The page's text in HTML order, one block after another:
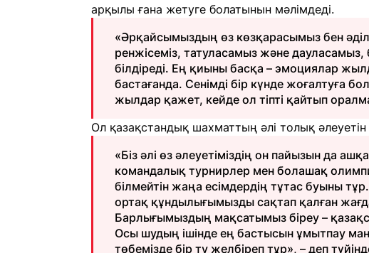
арқылы ғана жетуге болатынын мәлімдеді.
«Әрқайсымыздың өз көзқарасымыз бен
ренжісеміз, татуласамыз және
білдіреді. Ең қиыны басқа – эмоциялар
бастағанда. Сенімді бір күнде жоғалтуға
жылдар қажет, кейде ол тіпті қайтып
Ол қазақстандық шахматтың әлі толық
«Біз әлі өз әлеуетіміздің он пайызын да
командалық турнирлер мен болашақ
білмейтін жаңа есімдердің тұтас буыны
ортақ құндылығымызды сақтап қалған
Барлығымыздың мақсатымыз біреу –
Осы шудың ішінде ең бастысын ұмытпау
төбемізде бір ту желбіреп тұр», – деп